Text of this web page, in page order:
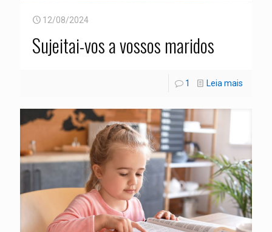
12/08/2024
Sujeitai-vos a vossos maridos
1 Leia mais